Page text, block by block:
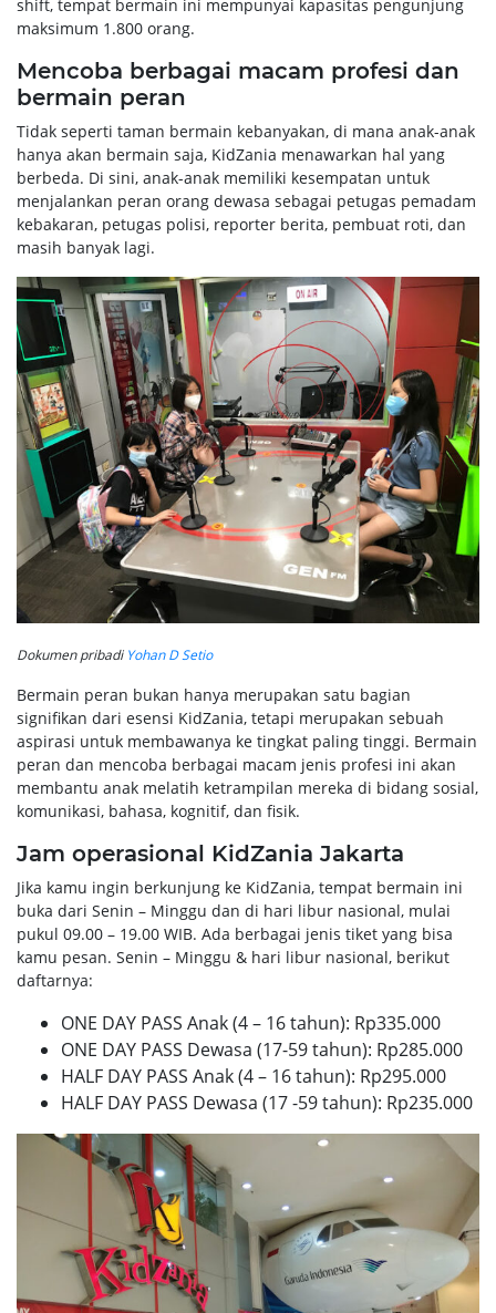
shift, tempat bermain ini mempunyai kapasitas pengunjung
maksimum 1.800 orang.
Mencoba berbagai macam profesi dan
bermain peran
Tidak seperti taman bermain kebanyakan, di mana anak-anak
hanya akan bermain saja, KidZania menawarkan hal yang
berbeda. Di sini, anak-anak memiliki kesempatan untuk
menjalankan peran orang dewasa sebagai petugas pemadam
kebakaran, petugas polisi, reporter berita, pembuat roti, dan
masih banyak lagi.
Dokumen pribadi Yohan D Setio
Bermain peran bukan hanya merupakan satu bagian
signifikan dari esensi KidZania, tetapi merupakan sebuah
aspirasi untuk membawanya ke tingkat paling tinggi. Bermain
peran dan mencoba berbagai macam jenis profesi ini akan
membantu anak melatih ketrampilan mereka di bidang sosial,
komunikasi, bahasa, kognitif, dan fisik.
Jam operasional KidZania Jakarta
Jika kamu ingin berkunjung ke KidZania, tempat bermain ini
buka dari Senin – Minggu dan di hari libur nasional, mulai
pukul 09.00 – 19.00 WIB. Ada berbagai jenis tiket yang bisa
kamu pesan. Senin – Minggu & hari libur nasional, berikut
daftarnya:
ONE DAY PASS Anak (4 – 16 tahun): Rp335.000
ONE DAY PASS Dewasa (17-59 tahun): Rp285.000
HALF DAY PASS Anak (4 – 16 tahun): Rp295.000
HALF DAY PASS Dewasa (17 -59 tahun): Rp235.000